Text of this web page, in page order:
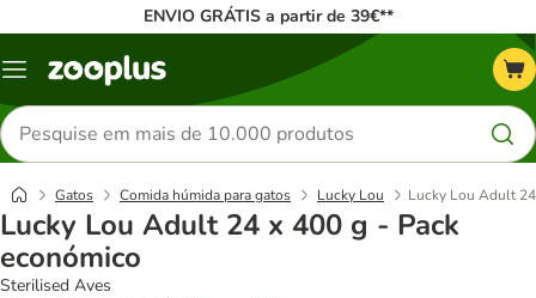
ENVIO GRÁTIS a partir de 39€**
Menu
Pesquisar
produtos
Gatos Comida húmida para gatos Lucky Lou Lucky Lou Adult
Lucky Lou Adult 24 x 400 g - Pack
económico
Sterilised Aves